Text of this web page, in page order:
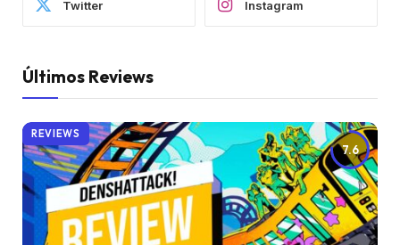
Twitter Instagram
Últimos Reviews
7.6
REVIEWS